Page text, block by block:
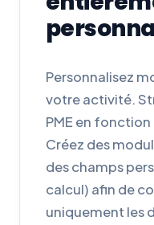
Personnalisez
votre activité.
PME en
Créez des
des champs
calcul) afin de
uniquement les